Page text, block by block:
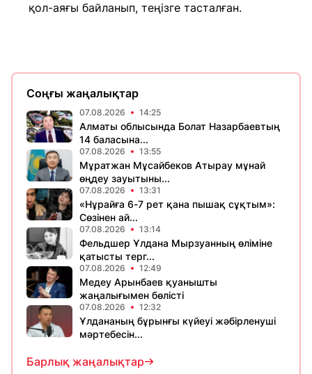
қол-аяғы байланып, теңізге тасталған.
Соңғы жаңалықтар
07.08.2026 14:25
Алматы облысында Болат Назарбаевтың
14 баласына...
07.08.2026 13:55
Мұратжан Мұсайбеков Атырау мұнай
өңдеу зауытыны...
07.08.2026 13:31
«Нұрайға 6-7 рет қана пышақ сұқтым»:
Сөзінен ай...
07.08.2026 13:14
Фельдшер Ұлдана Мырзуанның өліміне
қатысты терг...
07.08.2026 12:49
Медеу Арынбаев қуанышты
жаңалығымен бөлісті
07.08.2026 12:32
Ұлдананың бұрынғы күйеуі жәбірленуші
мәртебесін...
Барлық жаңалықтар